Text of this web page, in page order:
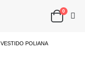
0
VESTIDO POLIANA